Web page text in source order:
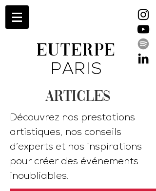
EUTERPE
PARIS
ARTICLES
Découvrez nos prestations
artistiques, nos conseils
d’experts et nos inspirations
pour créer des événements
inoubliables.